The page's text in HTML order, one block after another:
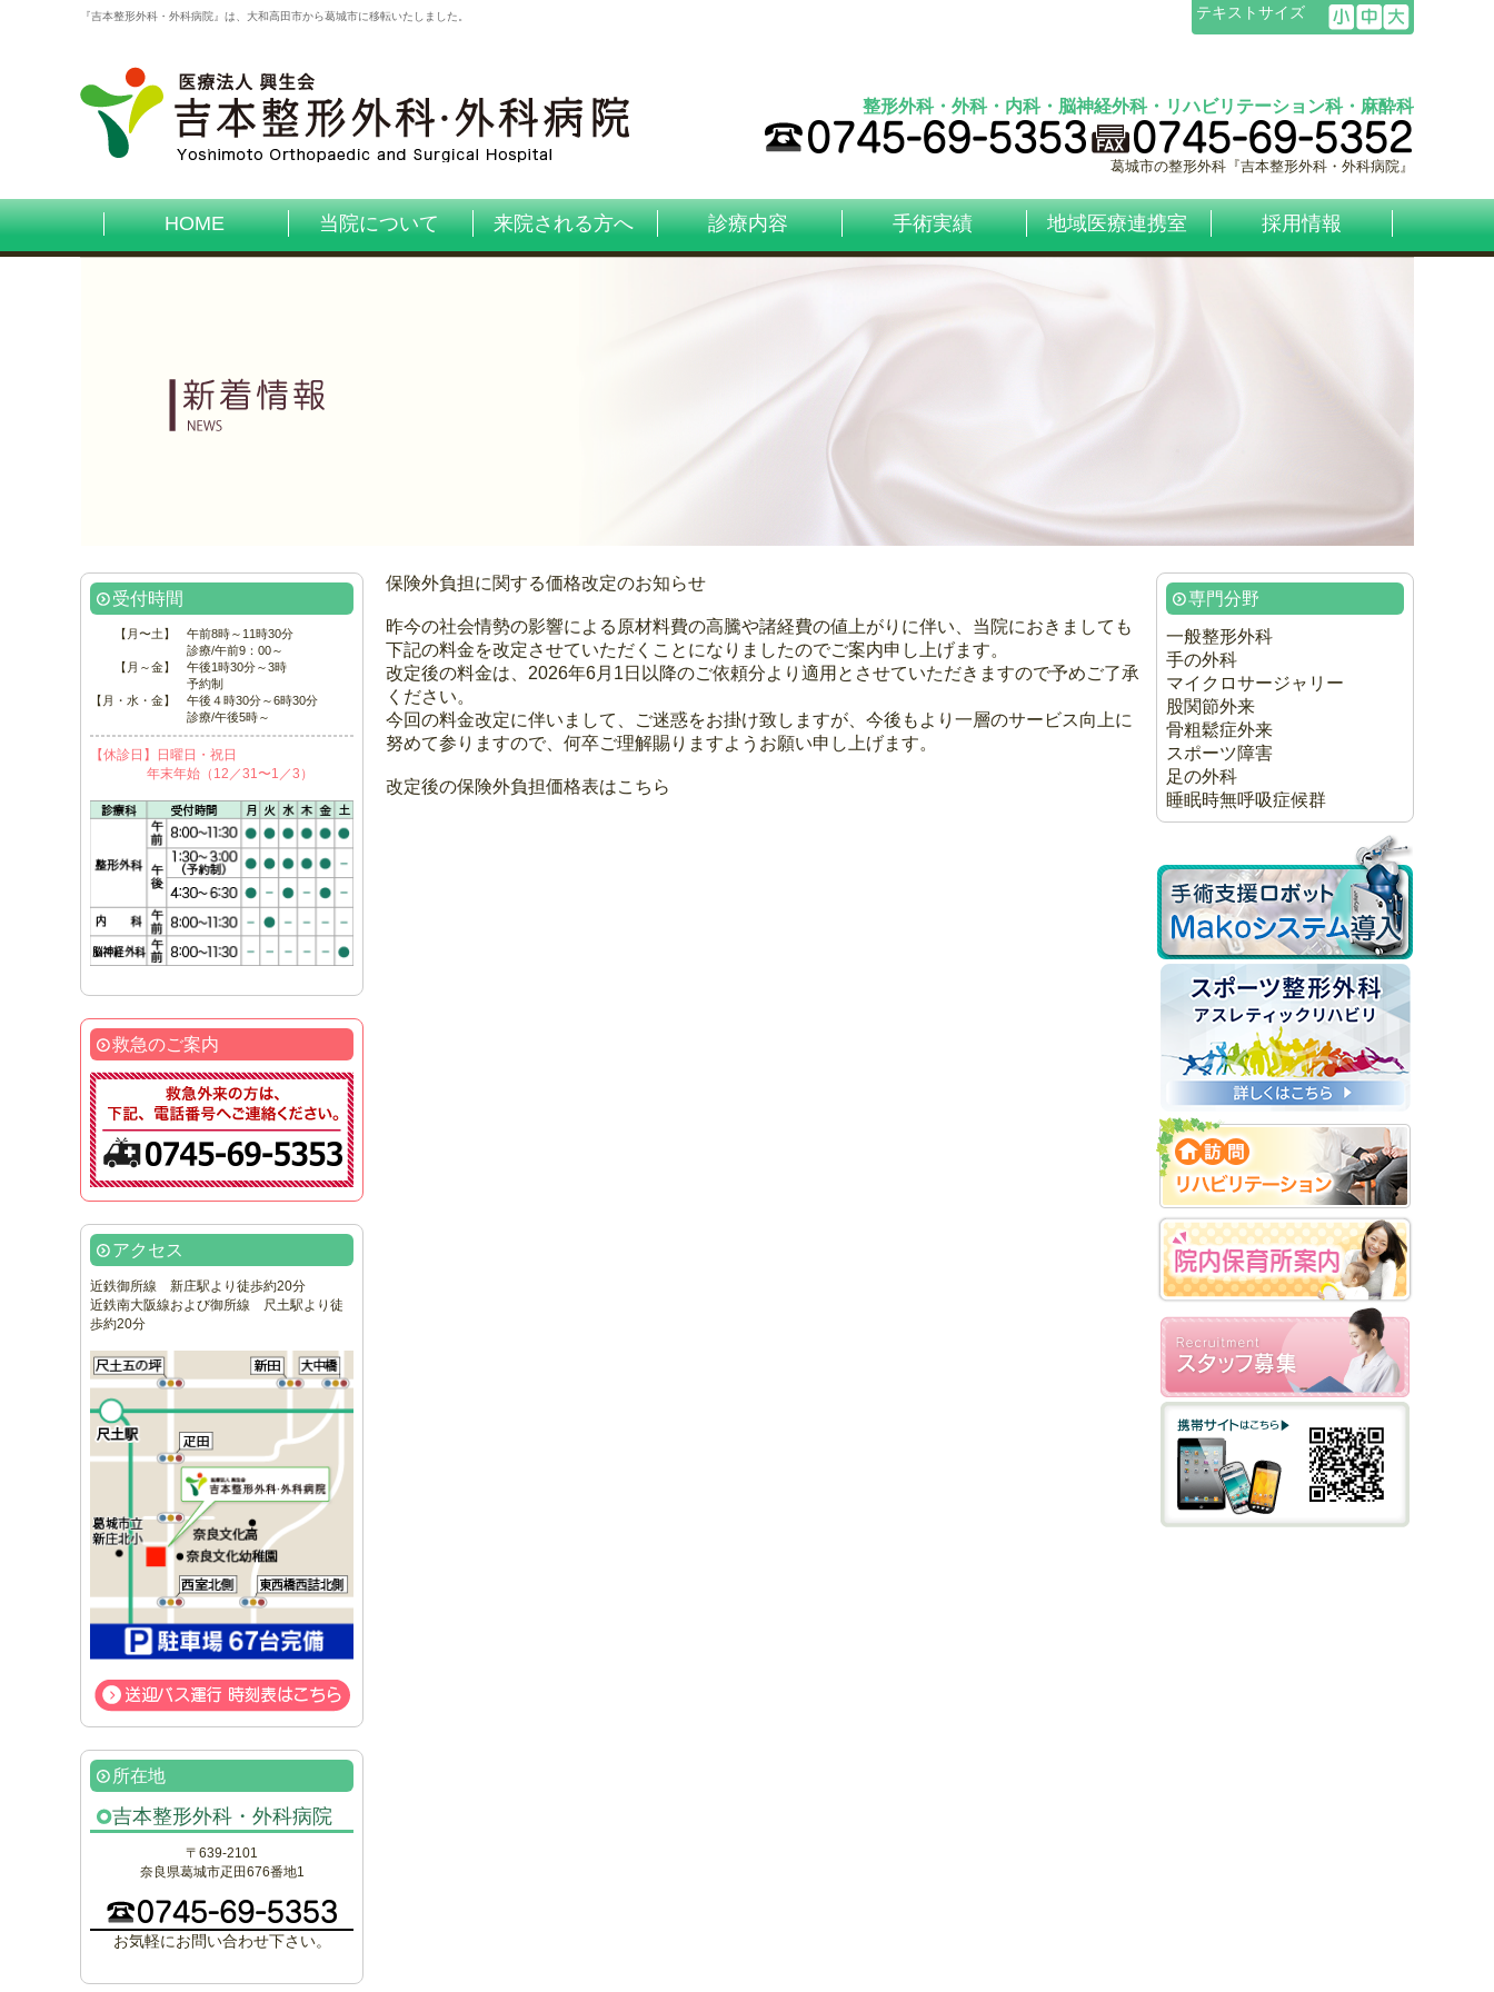
『吉本整形外科・外科病院』は、大和高田市から葛城市に移転いたしました。
整形外科・外科・内科・脳神経外科・リハビリテーション科・麻酔科
葛城市の整形外科『吉本整形外科・外科病院』
テキストサイズ
HOME 当院について 来院される方へ 診療内容 手術実績 地域医療連携室 採用情報
受付時間
【月〜土】
午前8時～11時30分
診療/午前9：00～
【月～金】
午後1時30分～3時
予約制
【月・水・金】
午後４時30分～6時30分
診療/午後5時～
【休診日】日曜日・祝日
年末年始（12／31〜1／3）
救急のご案内
アクセス
近鉄御所線 新庄駅より徒歩約20分
近鉄南大阪線および御所線 尺土駅より徒
歩約20分
所在地
吉本整形外科・外科病院
〒639-2101
奈良県葛城市疋田676番地1
お気軽にお問い合わせ下さい。
専門分野
一般整形外科
手の外科
マイクロサージャリー
股関節外来
骨粗鬆症外来
スポーツ障害
足の外科
睡眠時無呼吸症候群
保険外負担に関する価格改定のお知らせ
昨今の社会情勢の影響による原材料費の高騰や諸経費の値上がりに伴い、当院におきましても
下記の料金を改定させていただくことになりましたのでご案内申し上げます。
改定後の料金は、2026年6月1日以降のご依頼分より適用とさせていただきますので予めご了承
ください。
今回の料金改定に伴いまして、ご迷惑をお掛け致しますが、今後もより一層のサービス向上に
努めて参りますので、何卒ご理解賜りますようお願い申し上げます。
改定後の保険外負担価格表はこちら